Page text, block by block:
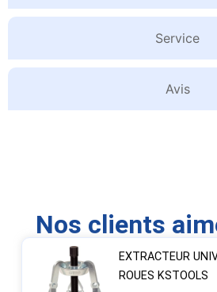
Service
Avis
Nos clients
EXTRACTEUR
ROUES KSTOOLS